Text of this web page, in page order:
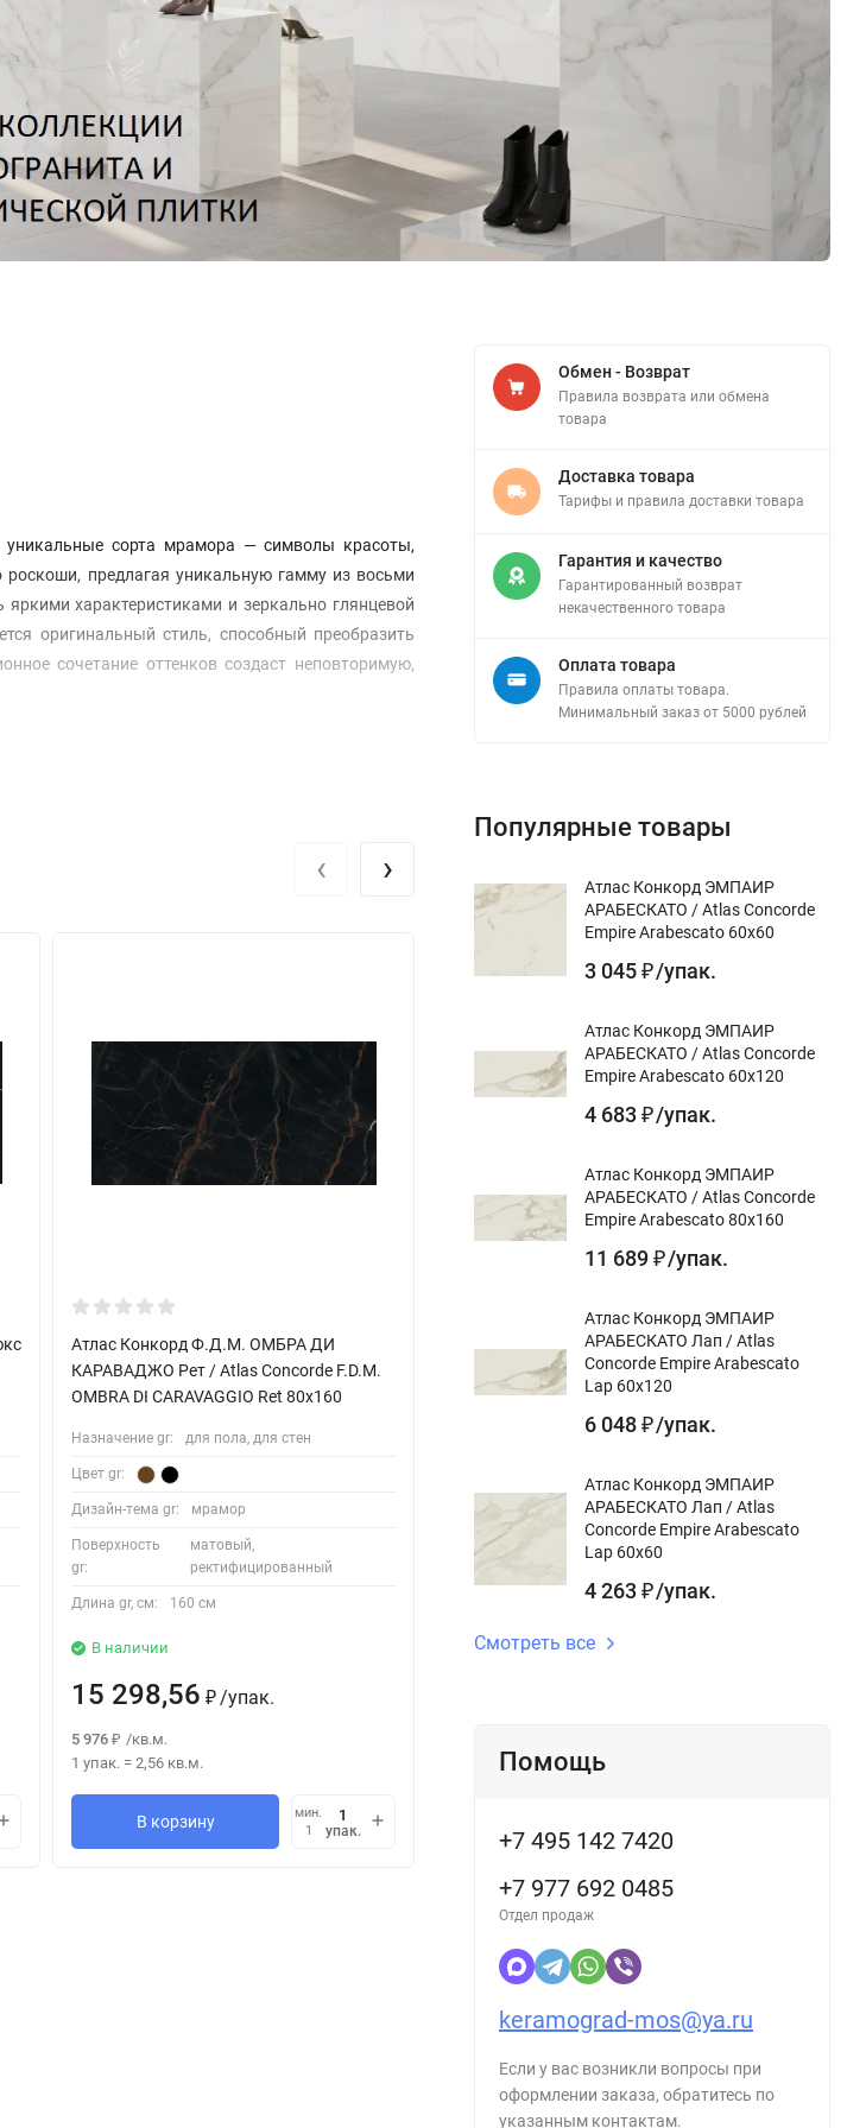
сорта мрамора — символы красоты,
предлагая уникальную гамму из восьми
характеристиками и зеркально глянцевой
оригинальный стиль, способный преобразить
сочетание оттенков создаст неповторимую,
Атлас Конкорд Ф.Д.М. ОМБРА ДИ
КАРАВАДЖО Рет / Atlas Concorde F.D.M.
OMBRA DI CARAVAGGIO Ret 80x160
Назначение gr: для пола, для стен
Цвет gr:
Дизайн-тема gr: мрамор
Поверхность
gr:
матовый,
ректифицированный
Длина gr, см: 160 см
В наличии
15 298,56 ₽ /упак.
5 976 ₽ /кв.м.
1 упак. =2,56 кв.м.
В корзину
мин.
1
упак.
Атлас Конкорд ЭМПАИР КАЛАКАТТА
БЛЭК МОЗАИКА Лап / Atlas Concorde
Empire Calacatta Black Mosaic Lap 30x30
для пола, для стен, мозаика
Дизайн-тема gr: мрамор
Поверхность
лаппатированный,
В наличии
0,99 кв.м.
‹ ›
Обмен - Возврат
Правила возврата или обмена
товара
Доставка товара
Тарифы и правила доставки товара
Гарантия и качество
Гарантированный возврат
некачественного товара
Оплата товара
Правила оплаты товара.
Минимальный заказ от 5000 рублей
Популярные товары
Атлас Конкорд ЭМПАИР
АРАБЕСКАТО / Atlas Concorde
Empire Arabescato 60x60
3 045 ₽ /упак.
Атлас Конкорд ЭМПАИР
АРАБЕСКАТО / Atlas Concorde
Empire Arabescato 60x120
4 683 ₽ /упак.
Атлас Конкорд ЭМПАИР
АРАБЕСКАТО / Atlas Concorde
Empire Arabescato 80x160
11 689 ₽ /упак.
Атлас Конкорд ЭМПАИР
АРАБЕСКАТО Лап / Atlas
Concorde Empire Arabescato
Lap 60x120
6 048 ₽ /упак.
Атлас Конкорд ЭМПАИР
АРАБЕСКАТО Лап / Atlas
Concorde Empire Arabescato
Lap 60x60
4 263 ₽ /упак.
Смотреть все
Помощь
+7 495 142 7420
+7 977 692 0485
Отдел продаж
keramograd-mos@ya.ru
Если у вас возникли вопросы при
оформлении заказа, обратитесь по
указанным контактам.